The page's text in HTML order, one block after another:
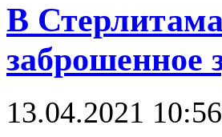
В
заброшенное
13.04.2021 10:56